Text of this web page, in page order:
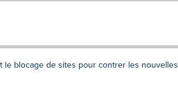
blocage de sites pour contrer les nouvelles